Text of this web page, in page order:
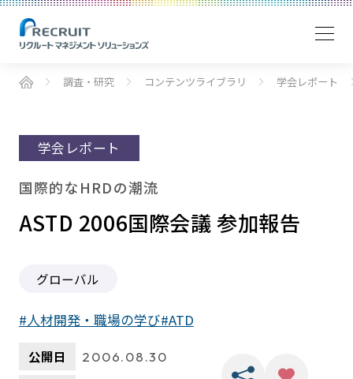
調査・研究 コンテンツライブラリ 学会レポート
学会レポート
国際的なHRDの潮流
ASTD 2006国際会議 参加報告
グローバル
人材開発・職場の学び ATD
公開日 2006.08.30